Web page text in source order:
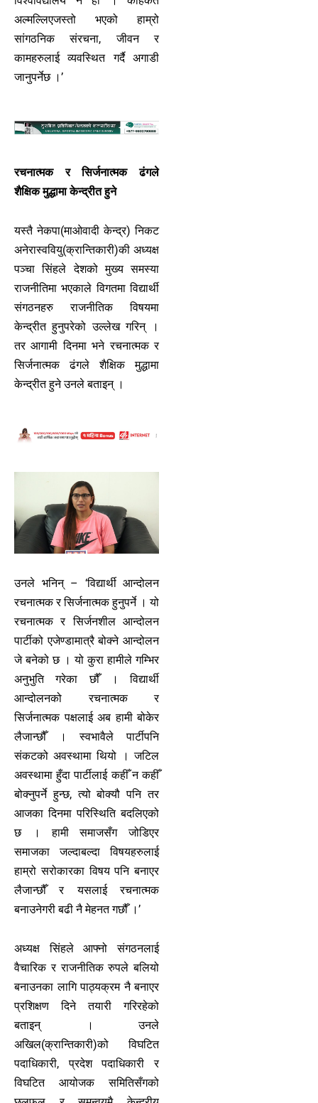
अल्मल्लिएजस्तो भएको हाम्रो
सांगठनिक संरचना, जीवन र
कामहरुलाई व्यवस्थित गर्दै अगाडी
जानुपर्नेछ ।’
रचनात्मक र सिर्जनात्मक ढंगले
शैक्षिक मुद्धामा केन्द्रीत हुने
यस्तै नेकपा(माओवादी केन्द्र) निकट
अनेरास्ववियु(क्रान्तिकारी)की अध्यक्ष
पञ्चा सिंहले देशको मुख्य समस्या
राजनीतिमा भएकाले विगतमा विद्यार्थी
संगठनहरु राजनीतिक विषयमा
केन्द्रीत हुनुपरेको उल्लेख गरिन् ।
तर आगामी दिनमा भने रचनात्मक र
सिर्जनात्मक ढंगले शैक्षिक मुद्धामा
केन्द्रीत हुने उनले बताइन् ।
उनले भनिन् – ‘विद्यार्थी आन्दोलन
रचनात्मक र सिर्जनात्मक हुनुपर्ने । यो
रचनात्मक र सिर्जनशील आन्दोलन
पार्टीको एजेण्डामात्रै बोक्ने आन्दोलन
जे बनेको छ । यो कुरा हामीले गम्भिर
अनुभुति गरेका छौँ । विद्यार्थी
आन्दोलनको रचनात्मक र
सिर्जनात्मक पक्षलाई अब हामी बोकेर
लैजान्छौँ । स्वभावैले पार्टीपनि
संकटको अवस्थामा थियो । जटिल
अवस्थामा हुँदा पार्टीलाई कहीँ न कहीँ
बोक्नुपर्ने हुन्छ, त्यो बोक्यौ पनि तर
आजका दिनमा परिस्थिति बदलिएको
छ । हामी समाजसँग जोडिएर
समाजका जल्दाबल्दा विषयहरुलाई
हाम्रो सरोकारका विषय पनि बनाएर
लैजान्छौँ र यसलाई रचनात्मक
बनाउनेगरी बढी नै मेहनत गछौँ ।’
अध्यक्ष सिंहले आफ्नो संगठनलाई
वैचारिक र राजनीतिक रुपले बलियो
बनाउनका लागि पाठ्यक्रम नै बनाएर
प्रशिक्षण दिने तयारी गरिरहेको
बताइन् । उनले
अखिल(क्रान्तिकारी)को विघटित
पदाधिकारी, प्रदेश पदाधिकारी र
विघटित आयोजक समितिसँगको